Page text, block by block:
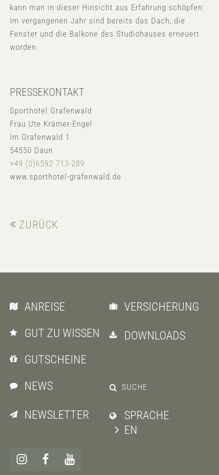
kann man in dieser Hinsicht aus Erfahrung schöpfen:
Im vergangenen Jahr sind bereits das Dach, die
Fenster und die Balkone des Studiohauses erneuert
worden.
PRESSEKONTAKT
Sporthotel Grafenwald
Frau Ute Krämer-Engel
Im Grafenwald 1
54550 Daun
+49 (0)6592 713-289
www.sporthotel-grafenwald.de
ZURÜCK
ANREISE
GUT ZU WISSEN
GUTSCHEINE
VERSICHERUNG
DOWNLOADS
NEWS
NEWSLETTER
SUCHE
SPRACHE
EN